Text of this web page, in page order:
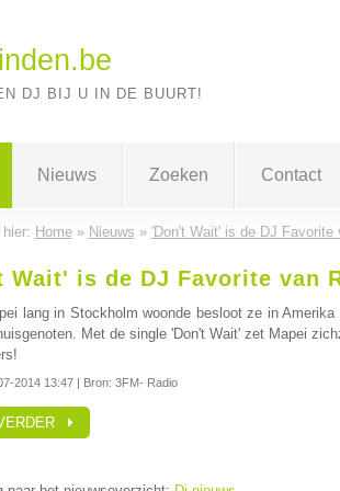
DJ BIJ U IN DE BUURT!
Nieuws Zoeken Contact
Home» Nieuws » 'Don't Wait' is de DJ Favorite
Wait' is de DJ Favorite van
lang in Stockholm woonde besloot ze in
Met de single 'Don't Wait' zet Mapei
2014 13:47| Bron: 3FM- Radio